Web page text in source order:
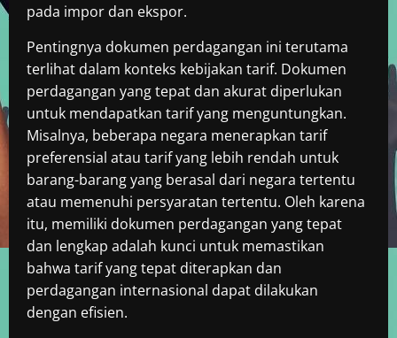
pada impor dan ekspor.
Pentingnya dokumen perdagangan ini terutama
terlihat dalam konteks kebijakan tarif. Dokumen
perdagangan yang tepat dan akurat diperlukan
untuk mendapatkan tarif yang menguntungkan.
Misalnya, beberapa negara menerapkan tarif
preferensial atau tarif yang lebih rendah untuk
barang-barang yang berasal dari negara tertentu
atau memenuhi persyaratan tertentu. Oleh karena
itu, memiliki dokumen perdagangan yang tepat
dan lengkap adalah kunci untuk memastikan
bahwa tarif yang tepat diterapkan dan
perdagangan internasional dapat dilakukan
dengan efisien.